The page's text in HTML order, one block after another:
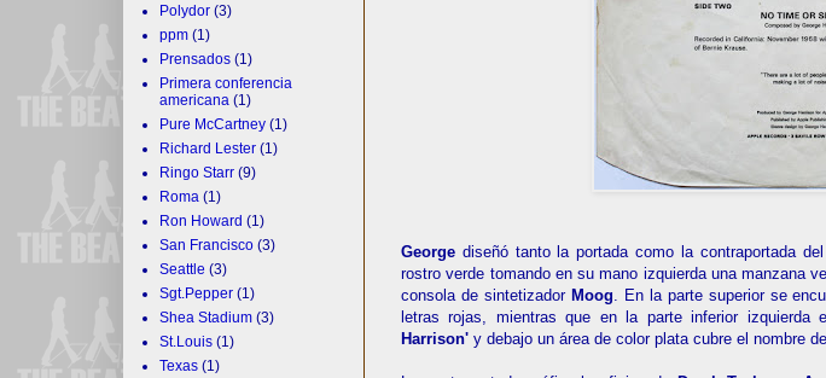
George diseñó tanto la portada como la contraportada
rostro verde tomando en su mano izquierda una manzana
consola de sintetizador Moog . En la parte superior se
letras rojas, mientras que en la parte inferior
Harrison' y debajo un área de color plata cubre el nombre de
Polydor (3)
ppm (1)
Prensados (1)
Primera conferencia
americana (1)
Pure McCartney (1)
Richard Lester (1)
Ringo Starr (9)
Roma (1)
Ron Howard (1)
San Francisco (3)
Seattle (3)
Sgt.Pepper (1)
Shea Stadium (3)
St.Louis (1)
Texas (1)